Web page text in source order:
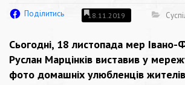
Поділитись 18.11.2019
Сьогодні, 18 листопада мер Івано-
Руслан Марцінків виставив у
фото домашніх улюбленців